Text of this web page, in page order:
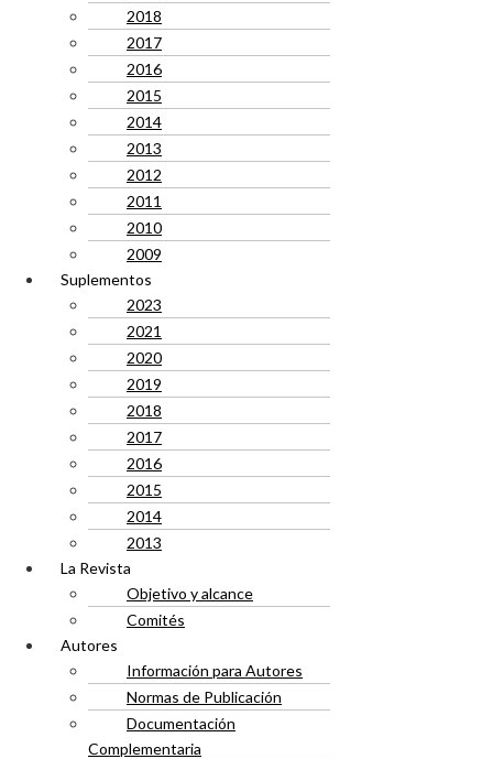
2018
2017
2016
2015
2014
2013
2012
2011
2010
2009
Suplementos
2023
2021
2020
2019
2018
2017
2016
2015
2014
2013
La Revista
Objetivo y alcance
Comités
Autores
Información para Autores
Normas de Publicación
Documentación
Complementaria